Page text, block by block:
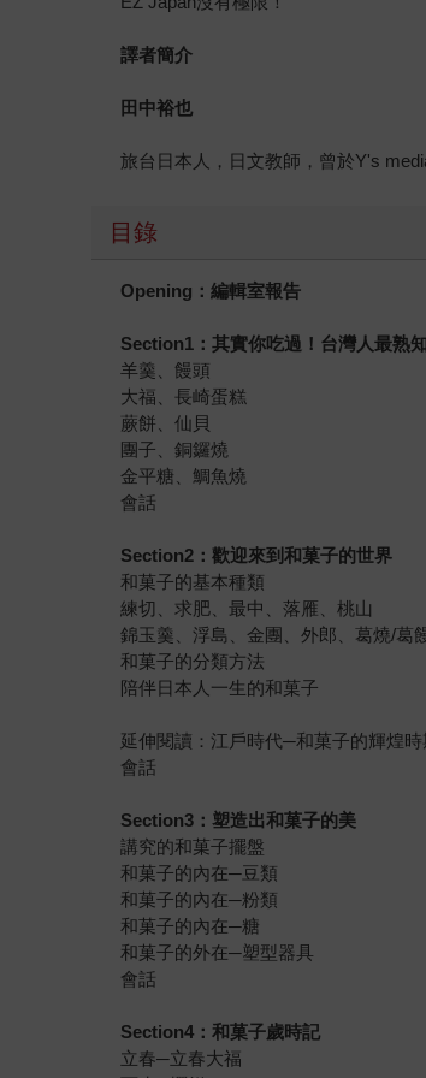
譯者簡介
田中裕也
旅台日本人，日文教師，曾於Y's
目錄
Opening：編輯室報告
Section1：其實你吃過！台灣人最熟
羊羹、饅頭
大福、長崎蛋糕
蕨餅、仙貝
團子、銅鑼燒
金平糖、鯛魚燒
會話
Section2：歡迎來到和菓子的世界
和菓子的基本種類
練切、求肥、最中、落雁、桃山
錦玉羹、浮島、金團、外郎、葛燒/葛
和菓子的分類方法
陪伴日本人一生的和菓子
延伸閱讀：江戶時代─和菓子的輝煌時
會話
Section3：塑造出和菓子的美
講究的和菓子擺盤
和菓子的內在─豆類
和菓子的內在─粉類
和菓子的內在─糖
和菓子的外在─塑型器具
會話
Section4：和菓子歲時記
立春─立春大福